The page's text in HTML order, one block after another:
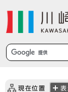
現在位置 表